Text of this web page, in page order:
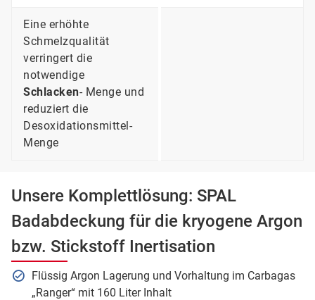
Eine erhöhte
Schmelzqualität
verringert die
notwendige
Schlacken- Menge und
reduziert die
Desoxidationsmittel-
Menge
Unsere Komplettlösung: SPAL
Badabdeckung für die kryogene Argon
bzw. Stickstoff Inertisation
Flüssig Argon Lagerung und Vorhaltung im Carbagas
„Ranger“ mit 160 Liter Inhalt